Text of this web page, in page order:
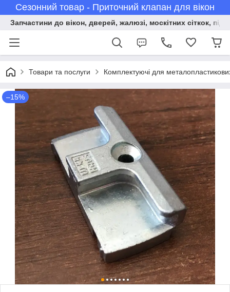
Сезонний товар - Приточний клапан для вікон
Запчастини до вікон, дверей, жалюзі, москітних сіткок,
Товари та послуги Комплектуючі для
–15%